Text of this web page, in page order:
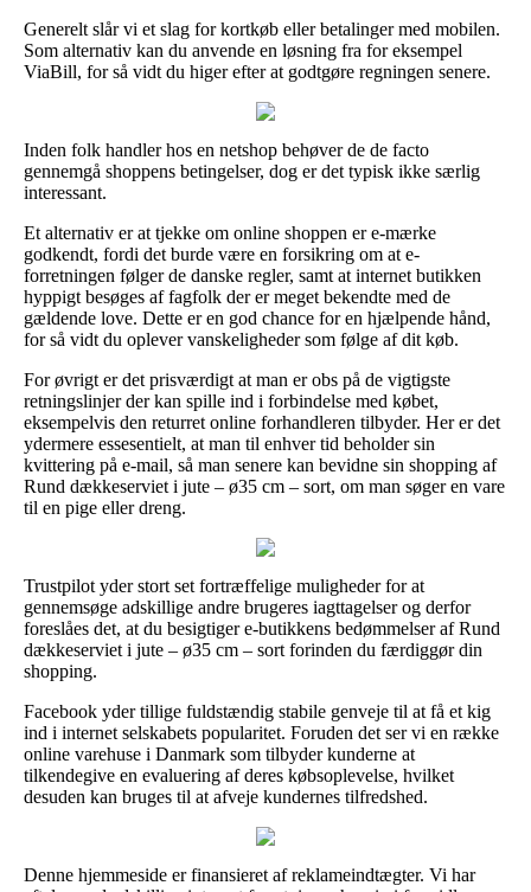
Generelt slår vi et slag for kortkøb eller betalinger med mobilen.
Som alternativ kan du anvende en løsning fra for eksempel
ViaBill, for så vidt du higer efter at godtgøre regningen senere.
Inden folk handler hos en netshop behøver de de facto
gennemgå shoppens betingelser, dog er det typisk ikke særlig
interessant.
Et alternativ er at tjekke om online shoppen er e-mærke
godkendt, fordi det burde være en forsikring om at e-
forretningen følger de danske regler, samt at internet butikken
hyppigt besøges af fagfolk der er meget bekendte med de
gældende love. Dette er en god chance for en hjælpende hånd,
for så vidt du oplever vanskeligheder som følge af dit køb.
For øvrigt er det prisværdigt at man er obs på de vigtigste
retningslinjer der kan spille ind i forbindelse med købet,
eksempelvis den returret online forhandleren tilbyder. Her er det
ydermere essesentielt, at man til enhver tid beholder sin
kvittering på e-mail, så man senere kan bevidne sin shopping af
Rund dækkeserviet i jute – ø35 cm – sort, om man søger en vare
til en pige eller dreng.
Trustpilot yder stort set fortræffelige muligheder for at
gennemsøge adskillige andre brugeres iagttagelser og derfor
foreslåes det, at du besigtiger e-butikkens bedømmelser af Rund
dækkeserviet i jute – ø35 cm – sort forinden du færdiggør din
shopping.
Facebook yder tillige fuldstændig stabile genveje til at få et kig
ind i internet selskabets popularitet. Foruden det ser vi en række
online varehuse i Danmark som tilbyder kunderne at
tilkendegive en evaluering af deres købsoplevelse, hvilket
desuden kan bruges til at afveje kundernes tilfredshed.
Denne hjemmeside er finansieret af reklameindtægter. Vi har